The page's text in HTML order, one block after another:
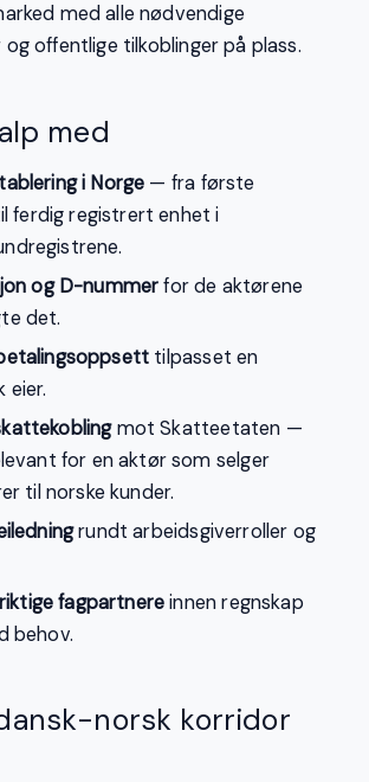
med alle nødvendige
offentlige tilkoblinger på plass.
med
i Norge — fra første
ferdig registrert enhet i
og D-nummerfor de aktørene
det.
tilpasset en
eier.
mot Skatteetaten —
for en aktør som selger
til norske kunder.
rundt arbeidsgiverroller og
fagpartnereinnen regnskap
behov.
norsk korridor